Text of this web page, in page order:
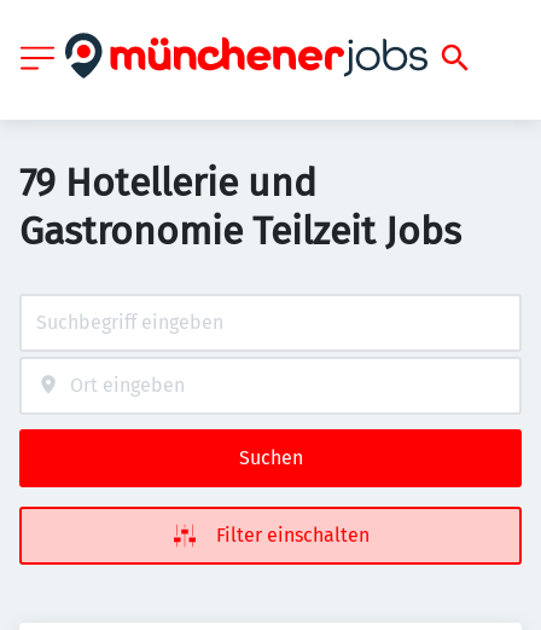
79 Hotellerie und
Gastronomie Teilzeit Jobs
Suchen
Filter einschalten